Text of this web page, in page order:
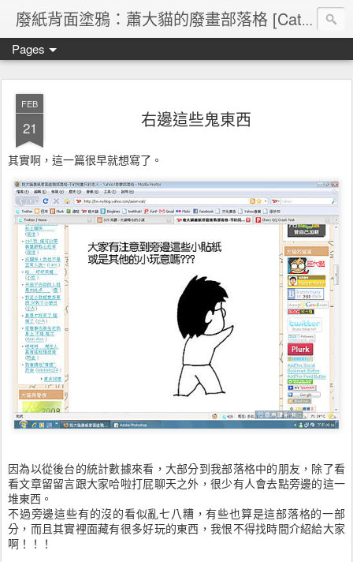
廢紙背面塗鴉：蕭大貓的廢畫部落格 [Cat's blog]
Pages
FEB
21 右邊這些鬼東西
其實啊，這一篇很早就想寫了。
因為以從後台的統計數據來看，大部分到我部落格中的朋友，除了看
看文章留留言跟大家哈啦打屁聊天之外，很少有人會去點旁邊的這一
堆東西。
不過旁邊這些有的沒的看似亂七八糟，有些也算是這部落格的一部
分，而且其實裡面藏有很多好玩的東西，我恨不得找時間介紹給大家
啊！！！